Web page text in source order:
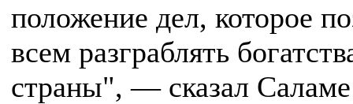
положение дел, которое
всем разграблять
страны", — сказал Саламе